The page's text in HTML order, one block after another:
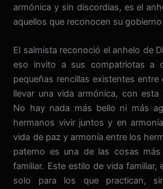
armónica y sin discordias, es el
aquellos que reconocen su
El salmista reconoció el anhelo de
eso invito a sus compatriotas a
pequeñas rencillas existentes
llevar una vida armónica, con esta
No hay nada más bello ni más
hermanos vivir juntos y en
vida de paz y armonía entre los
paterno es una de las cosas
familiar. Este estilo de vida familiar,
solo para los que practican,